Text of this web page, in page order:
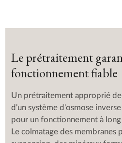
Le prétraitement
fonctionnement fiable
Un prétraitement approprié
d'un système d'osmose
pour un fonctionnement à
Le colmatage des membranes